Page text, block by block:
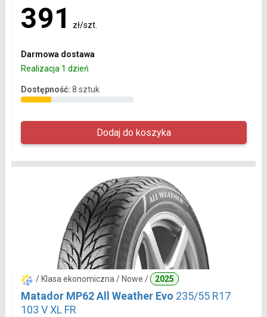
391 zł/szt.
Darmowa dostawa
Realizacja 1 dzień
Dostępność: 8 sztuk
/ Klasa ekonomiczna / Nowe / 2025
Matador MP62 All Weather Evo 235/55 R17
103 V XL FR